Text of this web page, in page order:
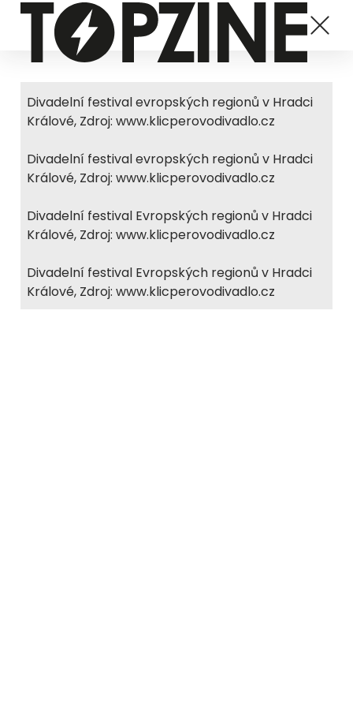
Divadelní festival evropských regionů v Hradci
Králové, Zdroj: www.klicperovodivadlo.cz
Divadelní festival evropských regionů v Hradci
Králové, Zdroj: www.klicperovodivadlo.cz
Divadelní festival Evropských regionů v Hradci
Králové, Zdroj: www.klicperovodivadlo.cz
Divadelní festival Evropských regionů v Hradci
Králové, Zdroj: www.klicperovodivadlo.cz